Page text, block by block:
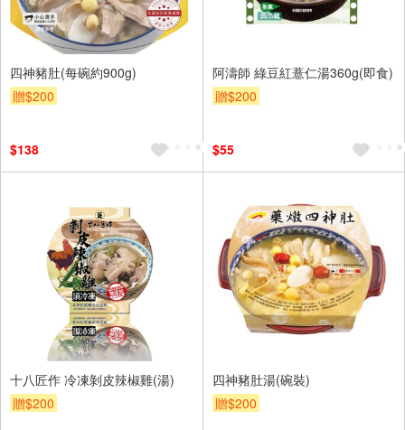
四神豬肚(每碗約900g)
贈$200
$138
阿濤師 綠豆紅薏仁湯360g(即食)
贈$200
$55
十八匠作 冷凍剝皮辣椒雞(湯)
贈$200
四神豬肚湯(碗裝)
贈$200